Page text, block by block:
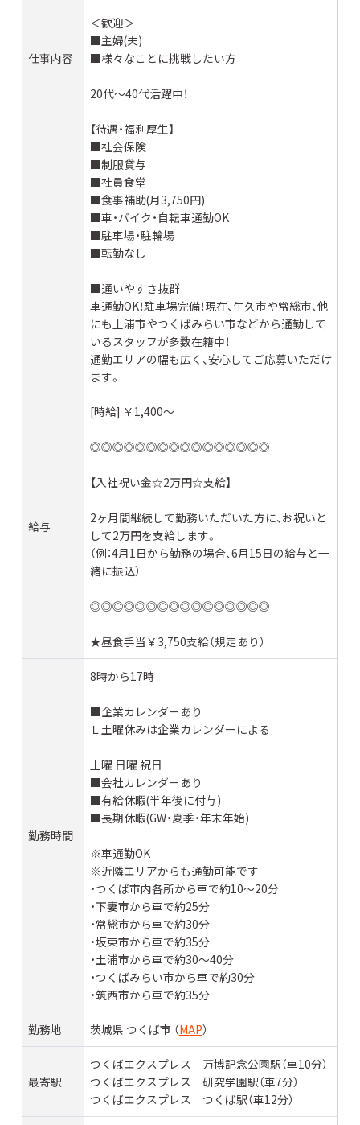
仕事内容
＜歓迎＞
■主婦(夫)
■様々なことに挑戦したい方
20代～40代活躍中！
【待遇・福利厚生】
■社会保険
■制服貸与
■社員食堂
■食事補助(月3,750円)
■車・バイク・自転車通勤OK
■駐車場・駐輪場
■転勤なし
■通いやすさ抜群
車通勤OK！駐車場完備！現在、牛久市や常総市、他
にも土浦市やつくばみらい市などから通勤して
いるスタッフが多数在籍中！
通勤エリアの幅も広く、安心してご応募いただけ
ます。
給与
[時給] ￥1,400〜
◎◎◎◎◎◎◎◎◎◎◎◎◎◎◎◎
【入社祝い金☆2万円☆支給】
2ヶ月間継続して勤務いただいた方に、お祝いと
して2万円を支給します。
（例：4月1日から勤務の場合、6月15日の給与と一
緒に振込）
◎◎◎◎◎◎◎◎◎◎◎◎◎◎◎◎
★昼食手当￥3,750支給（規定あり）
勤務時間
8時から17時
■企業カレンダーあり
Ｌ土曜休みは企業カレンダーによる
土曜 日曜 祝日
■会社カレンダーあり
■有給休暇(半年後に付与)
■長期休暇(GW・夏季・年末年始)
※車通勤OK
※近隣エリアからも通勤可能です
・つくば市内各所から車で約10〜20分
・下妻市から車で約25分
・常総市から車で約30分
・坂東市から車で約35分
・土浦市から車で約30〜40分
・つくばみらい市から車で約30分
・筑西市から車で約35分
勤務地 茨城県 つくば市 （MAP）
最寄駅
つくばエクスプレス 万博記念公園駅（車10分）
つくばエクスプレス 研究学園駅（車7分）
つくばエクスプレス つくば駅（車12分）